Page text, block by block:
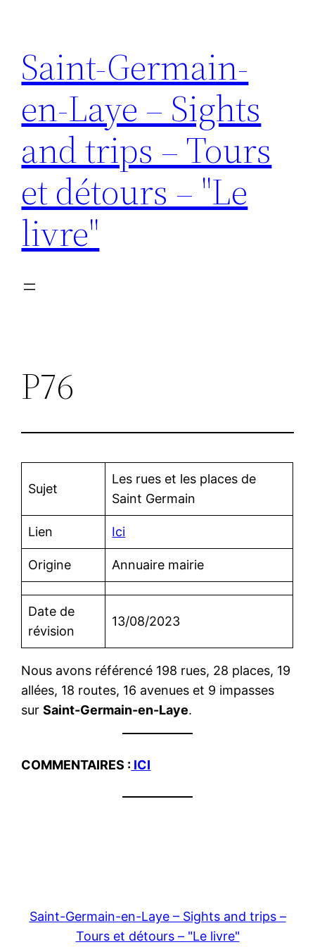
contenu
Saint-Germain-
en-Laye – Sights
and trips – Tours
et détours – "Le
livre"
P76
Sujet
Les rues et les places de
Saint Germain
Lien Ici
Origine Annuaire mairie
Date de
révision
13/08/2023
Nous avons référencé 198 rues, 28 places, 19
allées, 18 routes, 16 avenues et 9 impasses
surSaint-Germain-en-Laye.
COMMENTAIRES : ICI
Saint-Germain-en-Laye – Sights and trips –
Tours et détours – "Le livre"